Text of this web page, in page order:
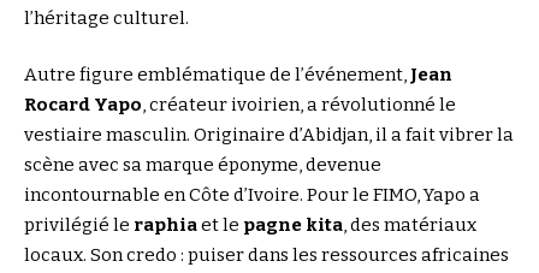
l’héritage culturel.
Autre figure emblématique de l’événement, Jean
Rocard Yapo, créateur ivoirien, a révolutionné le
vestiaire masculin. Originaire d’Abidjan, il a fait vibrer la
scène avec sa marque éponyme, devenue
incontournable en Côte d’Ivoire. Pour le FIMO, Yapo a
privilégié le raphiaet le pagne kita, des matériaux
locaux. Son credo : puiser dans les ressources africaines